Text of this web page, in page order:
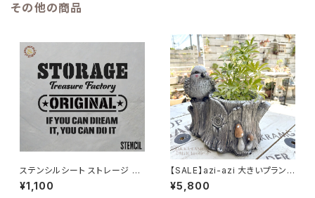
その他の商品
ステンシルシート ストレージ S
TORAGE / オリジナル DIY ハ
ンドメイド 手作り ハンドクラフ
¥1,100
【SALE】azi-azi 大きいプランタ
ー とりと切り株プランター 送料
無料
¥5,800